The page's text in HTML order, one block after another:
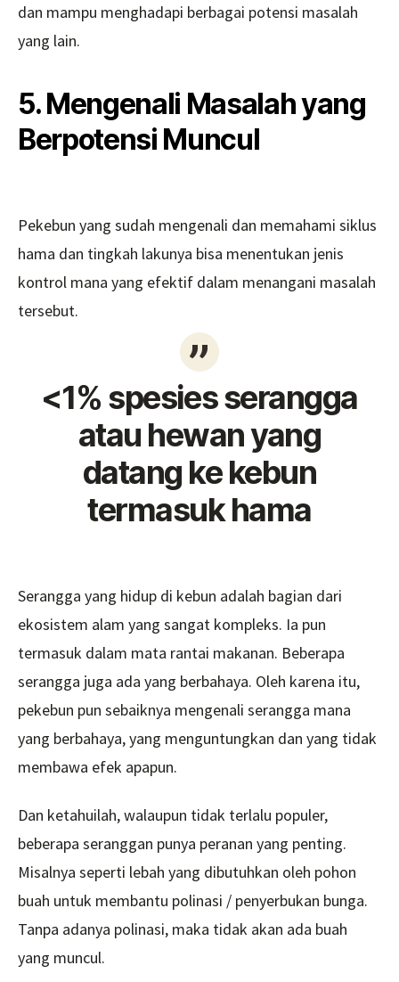
dan mampu menghadapi berbagai potensi masalah
yang lain.
5. Mengenali Masalah yang
Berpotensi Muncul
Pekebun yang sudah mengenali dan memahami siklus
hama dan tingkah lakunya bisa menentukan jenis
kontrol mana yang efektif dalam menangani masalah
tersebut.
<1% spesies serangga
atau hewan yang
datang ke kebun
termasuk hama
Serangga yang hidup di kebun adalah bagian dari
ekosistem alam yang sangat kompleks. Ia pun
termasuk dalam mata rantai makanan. Beberapa
serangga juga ada yang berbahaya. Oleh karena itu,
pekebun pun sebaiknya mengenali serangga mana
yang berbahaya, yang menguntungkan dan yang tidak
membawa efek apapun.
Dan ketahuilah, walaupun tidak terlalu populer,
beberapa seranggan punya peranan yang penting.
Misalnya seperti lebah yang dibutuhkan oleh pohon
buah untuk membantu polinasi / penyerbukan bunga.
Tanpa adanya polinasi, maka tidak akan ada buah
yang muncul.